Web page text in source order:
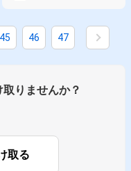
45 46 47
取りませんか？
取る
ト